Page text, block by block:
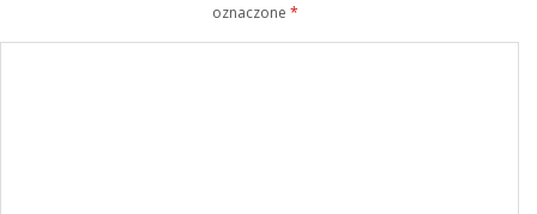
oznaczone *